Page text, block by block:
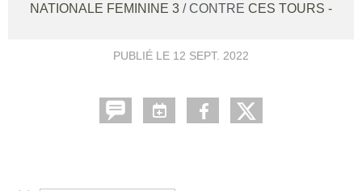
NATIONALE FEMININE 3 / CONTRE CES TOURS -
PUBLIÉ LE 12 SEPT. 2022